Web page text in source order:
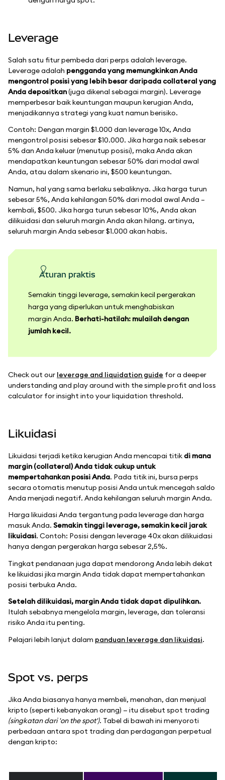
Leverage
Salah satu fitur pembeda dari perps adalah leverage.
Leverage adalah pengganda yang memungkinkan Anda
mengontrol posisi yang lebih besar daripada collateral yang
Anda depositkan(juga dikenal sebagai margin). Leverage
memperbesar baik keuntungan maupun kerugian Anda,
menjadikannya strategi yang kuat namun berisiko.
Contoh: Dengan margin $1.000 dan leverage 10x, Anda
mengontrol posisi sebesar $10.000. Jika harga naik sebesar
5% dan Anda keluar (menutup posisi), maka Anda akan
mendapatkan keuntungan sebesar 50% dari modal awal
Anda, atau dalam skenario ini, $500 keuntungan.
Namun, hal yang sama berlaku sebaliknya. Jika harga turun
sebesar 5%, Anda kehilangan 50% dari modal awal Anda –
kembali, $500. Jika harga turun sebesar 10%, Anda akan
dilikuidasi dan seluruh margin Anda akan hilang. artinya,
seluruh margin Anda sebesar $1.000 akan habis.
Aturan praktis
Semakin tinggi leverage, semakin kecil pergerakan
harga yang diperlukan untuk menghabiskan
margin Anda. Berhati-hatilah: mulailah dengan
jumlah kecil.
Check out our leverage and liquidation guide for a deeper
understanding and play around with the simple profit and loss
calculator for insight into your liquidation threshold.
Likuidasi
Likuidasi terjadi ketika kerugian Anda mencapai titik di mana
margin (collateral) Anda tidak cukup untuk
mempertahankan posisi Anda. Pada titik ini, bursa perps
secara otomatis menutup posisi Anda untuk mencegah saldo
Anda menjadi negatif. Anda kehilangan seluruh margin Anda.
Harga likuidasi Anda tergantung pada leverage dan harga
masuk Anda. Semakin tinggi leverage, semakin kecil jarak
likuidasi. Contoh: Posisi dengan leverage 40x akan dilikuidasi
hanya dengan pergerakan harga sebesar 2,5%.
Tingkat pendanaan juga dapat mendorong Anda lebih dekat
ke likuidasi jika margin Anda tidak dapat mempertahankan
posisi terbuka Anda.
Setelah dilikuidasi, margin Anda tidak dapat dipulihkan.
Itulah sebabnya mengelola margin, leverage, dan toleransi
risiko Anda itu penting.
Pelajari lebih lanjut dalam panduan leverage dan likuidasi.
Spot vs. perps
Jika Anda biasanya hanya membeli, menahan, dan menjual
kripto (seperti kebanyakan orang) — itu disebut spot trading
(singkatan dari 'on the spot'). Tabel di bawah ini menyoroti
perbedaan antara spot trading dan perdagangan perpetual
dengan kripto: